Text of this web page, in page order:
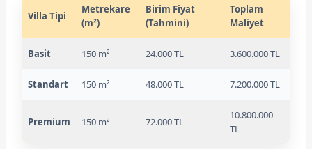
Villa Tipi
Metrekare
(m²)
Birim Fiyat
(Tahmini)
Toplam
Maliyet
Basit 150 m² 24.000 TL 3.600.000 TL
Standart 150 m² 48.000 TL 7.200.000 TL
Premium 150 m² 72.000 TL
10.800.000
TL